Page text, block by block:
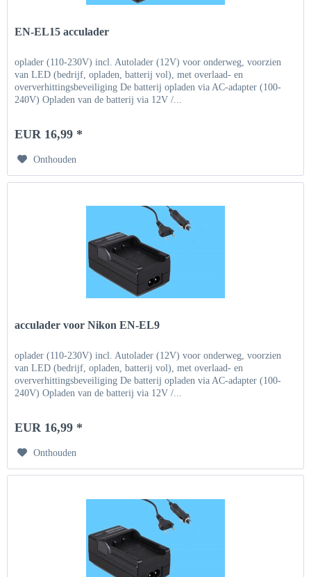
EN-EL15 acculader
oplader (110-230V) incl. Autolader (12V) voor onderweg, voorzien
van LED (bedrijf, opladen, batterij vol), met overlaad- en
oververhittingsbeveiliging De batterij opladen via AC-adapter (100-
240V) Opladen van de batterij via 12V /...
EUR 16,99 *
Onthouden
acculader voor Nikon EN-EL9
oplader (110-230V) incl. Autolader (12V) voor onderweg, voorzien
van LED (bedrijf, opladen, batterij vol), met overlaad- en
oververhittingsbeveiliging De batterij opladen via AC-adapter (100-
240V) Opladen van de batterij via 12V /...
EUR 16,99 *
Onthouden